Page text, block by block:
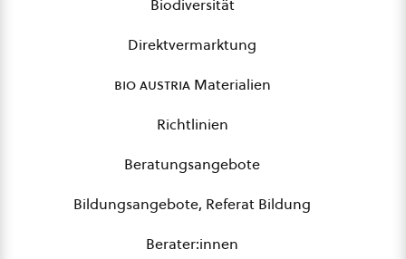
Biodiversität
Direktvermarktung
bio austriaMaterialien
Richtlinien
Beratungsangebote
Bildungsangebote, Referat Bildung
Berater:innen